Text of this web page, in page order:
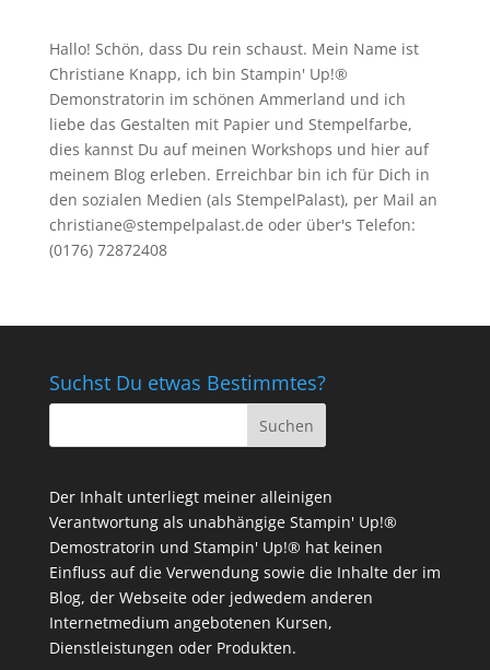
Hallo! Schön, dass Du rein schaust. Mein Name ist
Christiane Knapp, ich bin Stampin' Up!®
Demonstratorin im schönen Ammerland und ich
liebe das Gestalten mit Papier und Stempelfarbe,
dies kannst Du auf meinen Workshops und hier auf
meinem Blog erleben. Erreichbar bin ich für Dich in
den sozialen Medien (als StempelPalast), per Mail an
christiane@stempelpalast.de oder über's Telefon:
(0176) 72872408
Suchst Du etwas Bestimmtes?
Der Inhalt unterliegt meiner alleinigen
Verantwortung als unabhängige Stampin' Up!®
Demostratorin und Stampin' Up!® hat keinen
Einfluss auf die Verwendung sowie die Inhalte der im
Blog, der Webseite oder jedwedem anderen
Internetmedium angebotenen Kursen,
Dienstleistungen oder Produkten.